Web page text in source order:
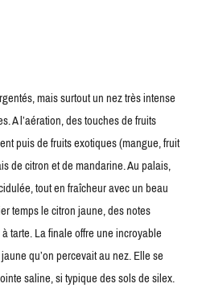
mais surtout un nez très intense
A l’aération, des touches de fruits
puis de fruits exotiques (mangue, fruit
de citron et de mandarine. Au palais,
tout en fraîcheur avec un beau
temps le citron jaune, des notes
tarte. La finale offre une incroyable
qu’on percevait au nez. Elle se
saline, si typique des sols de silex.